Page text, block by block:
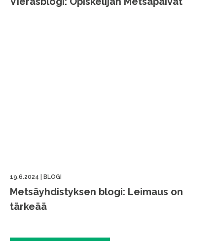
19.6.2024 BLOGI
Metsäyhdistyksen blogi: Leimaus on
tärkeää